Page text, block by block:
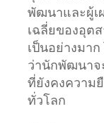
พัฒนาและผู้เ
เฉลี่ยของอุต
เป็นอย่างมา
ว่านักพัฒนาจ
ที่ยังคงความ
ทั่วโลก